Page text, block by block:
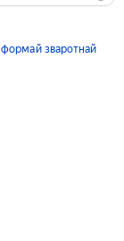
формай зваротнай